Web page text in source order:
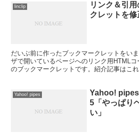
linclip
リンク＆引
クレットを修
だいぶ前に作ったブックマークレットをい
ザで開いているページへのリンク用HTML
のブックマークレットです。紹介記事は
Yahoo! pipes
Yahoo!
5「やっぱり
い」